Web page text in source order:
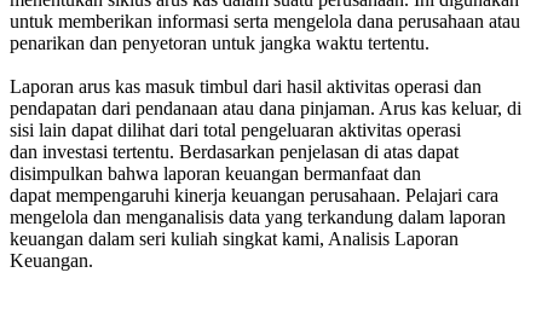
untuk memberikan informasi serta mengelola dana perusahaan atau
penarikan dan penyetoran untuk jangka waktu tertentu.
Laporan arus kas masuk timbul dari hasil aktivitas operasi dan
pendapatan dari pendanaan atau dana pinjaman. Arus kas keluar, di
sisi lain dapat dilihat dari total pengeluaran aktivitas operasi
dan investasi tertentu. Berdasarkan penjelasan di atas dapat
disimpulkan bahwa laporan keuangan bermanfaat dan
dapat mempengaruhi kinerja keuangan perusahaan. Pelajari cara
mengelola dan menganalisis data yang terkandung dalam laporan
keuangan dalam seri kuliah singkat kami, Analisis Laporan
Keuangan.